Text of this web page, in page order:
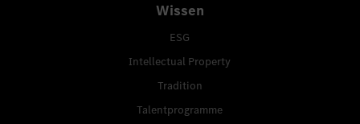
Wissen
ESG
Intellectual Property
Tradition
Talentprogramme